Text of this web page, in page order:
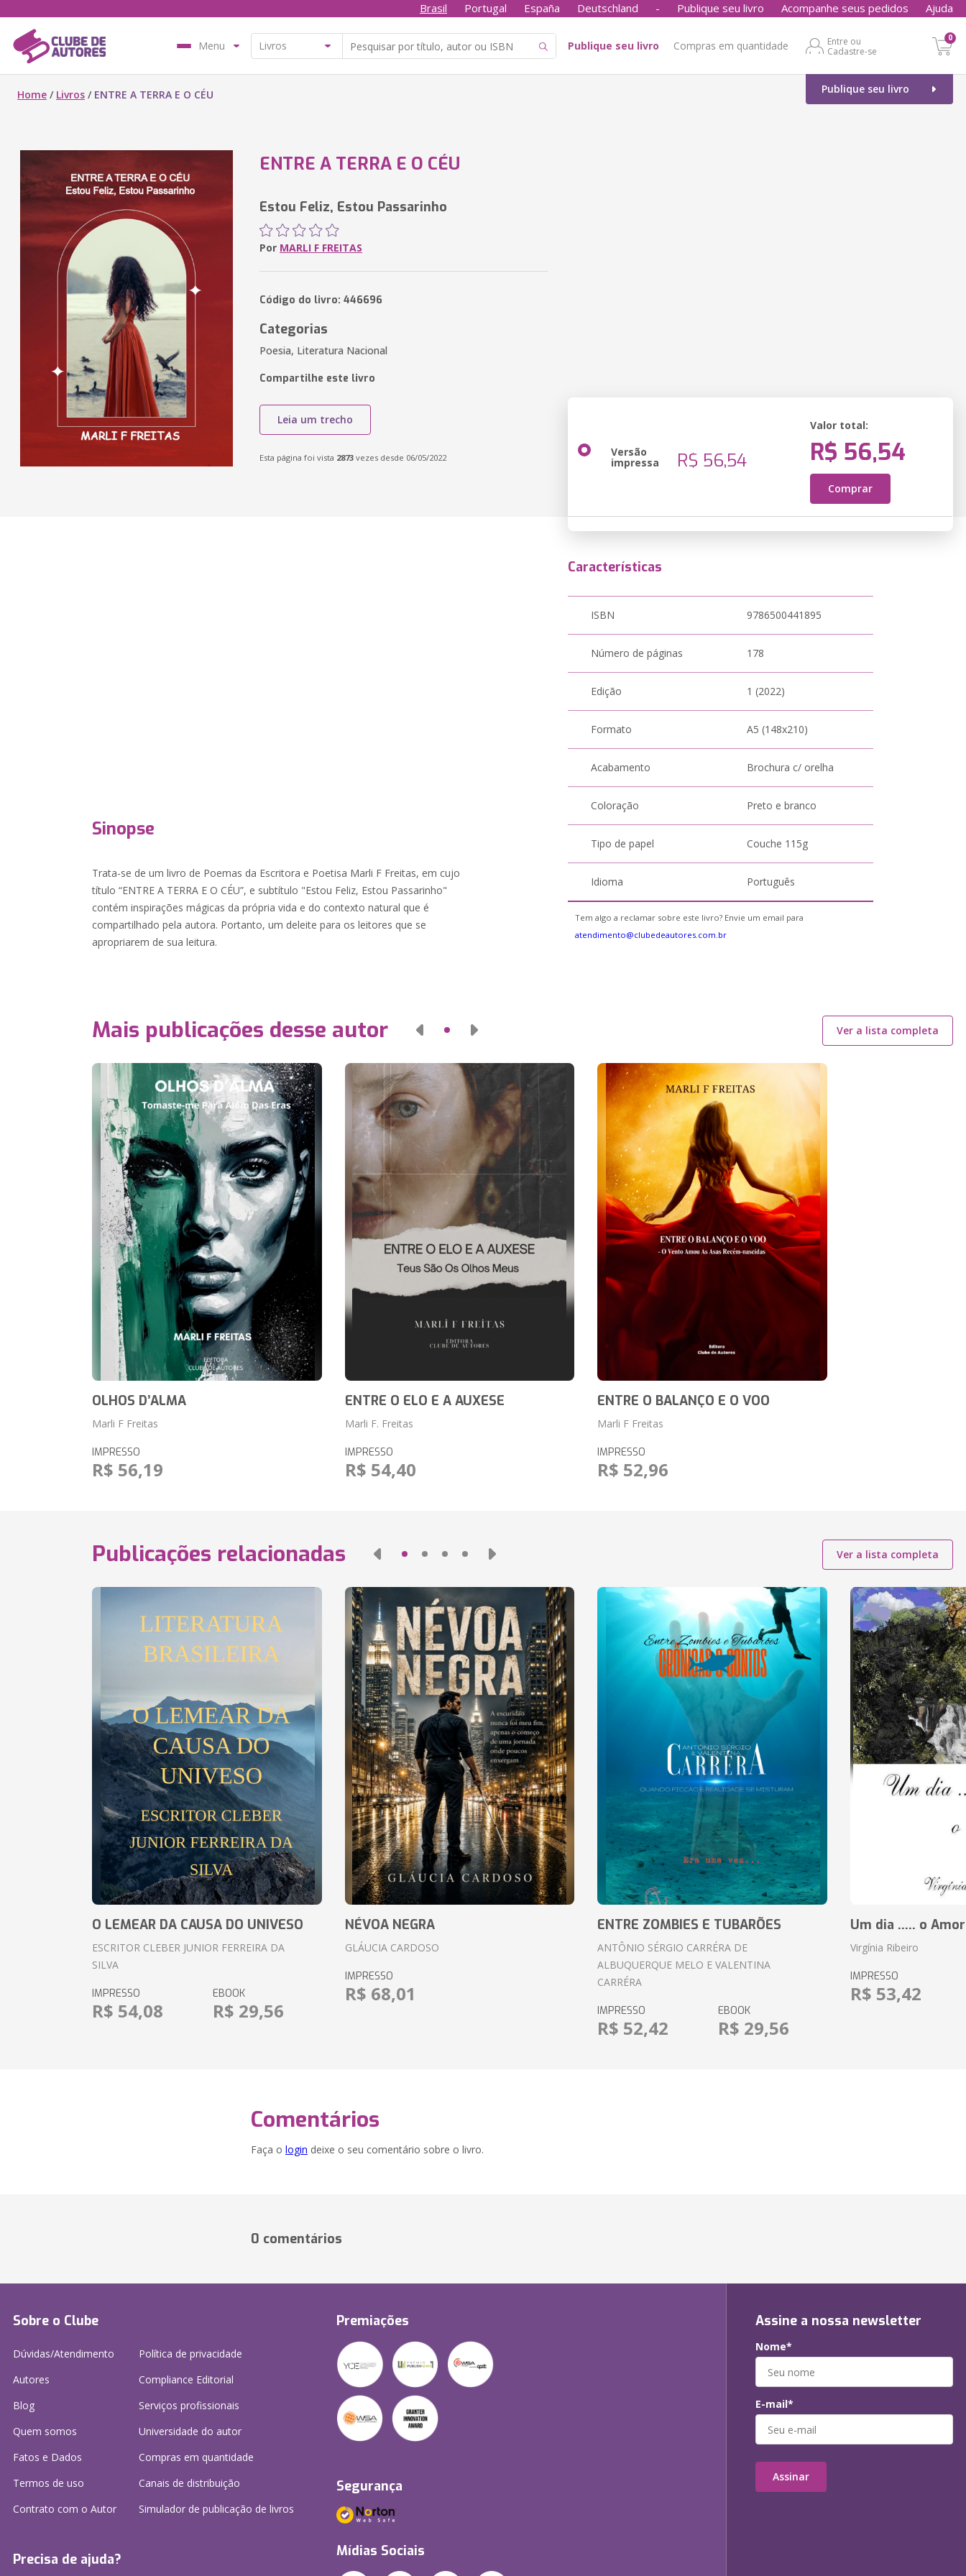
Brasil Portugal España Deutschland - Publique seu livro Acompanhe seus pedidos Ajuda
Menu Publique seu livro Compras em quantidade
Entre ou
Cadastre-se
0
Publique seu livro
Home / Livros / ENTRE A TERRA E O CÉU
ENTRE A TERRA E O CÉU
Estou Feliz, Estou Passarinho
Por MARLI F FREITAS
Código do livro: 446696
Categorias
Poesia, Literatura Nacional
Compartilhe este livro
Leia um trecho
Esta página foi vista 2873 vezes desde 06/05/2022 Versão
impressa R$ 56,54
Valor total:
R$ 56,54
Comprar
Sinopse
Trata-se de um livro de Poemas da Escritora e Poetisa Marli F Freitas, em cujo
título “ENTRE A TERRA E O CÉU”, e subtítulo "Estou Feliz, Estou Passarinho"
contém inspirações mágicas da própria vida e do contexto natural que é
compartilhado pela autora. Portanto, um deleite para os leitores que se
apropriarem de sua leitura.
Características
ISBN 9786500441895
Número de páginas 178
Edição 1 (2022)
Formato A5 (148x210)
Acabamento Brochura c/ orelha
Coloração Preto e branco
Tipo de papel Couche 115g
Idioma Português
Tem algo a reclamar sobre este livro? Envie um email para
atendimento@clubedeautores.com.br
Mais publicações desse autor Ver a lista completa
OLHOS D’ALMA
Marli F Freitas
IMPRESSO
R$ 56,19
ENTRE O ELO E A AUXESE
Marli F. Freitas
IMPRESSO
R$ 54,40
ENTRE O BALANÇO E O VOO
Marli F Freitas
IMPRESSO
R$ 52,96
Publicações relacionadas Ver a lista completa
O LEMEAR DA CAUSA DO UNIVESO
ESCRITOR CLEBER JUNIOR FERREIRA DA
SILVA
IMPRESSO
R$ 54,08
EBOOK
R$ 29,56
NÉVOA NEGRA
GLÁUCIA CARDOSO
IMPRESSO
R$ 68,01
ENTRE ZOMBIES E TUBARÕES
ANTÔNIO SÉRGIO CARRÉRA DE
ALBUQUERQUE MELO E VALENTINA
CARRÉRA
IMPRESSO
R$ 52,42
EBOOK
R$ 29,56
Um dia ..... o Amor
Virgínia Ribeiro
IMPRESSO
R$ 53,42
Comentários
Faça o login deixe o seu comentário sobre o livro.
0 comentários
Sobre o Clube
Dúvidas/Atendimento
Autores
Blog
Quem somos
Fatos e Dados
Termos de uso
Contrato com o Autor
Política de privacidade
Compliance Editorial
Serviços profissionais
Universidade do autor
Compras em quantidade
Canais de distribuição
Simulador de publicação de livros
Precisa de ajuda?
Premiações
Segurança
Mídias Sociais
Assine a nossa newsletter
Nome*
E-mail*
Assinar